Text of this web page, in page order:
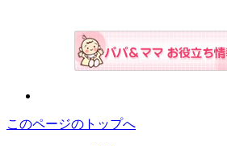
このページのトップへ